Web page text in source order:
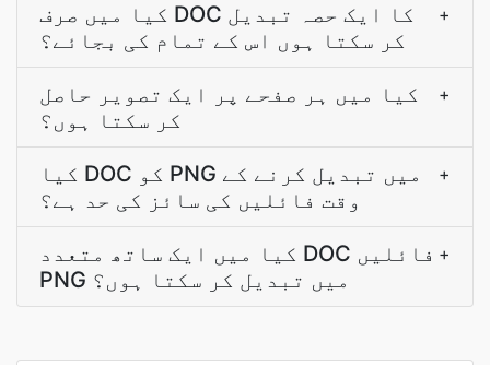
کیا میں صرف DOC کا ایک حصہ تبدیل
کر سکتا ہوں اس کے تمام کی بجائے؟
+
کیا میں ہر صفحے پر ایک تصویر حاصل
کر سکتا ہوں؟
+
کیا DOC کو PNG میں تبدیل کرنے کے
وقت فائلیں کی سائز کی حد ہے؟
+
کیا میں ایک ساتھ متعدد DOC فائلیں
PNG میں تبدیل کر سکتا ہوں؟
+